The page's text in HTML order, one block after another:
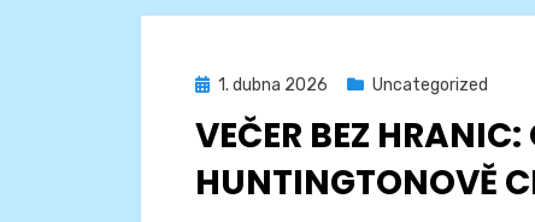
Zveřejněno
1. dubna 2026 Uncategorized
VEČER BEZ HRANIC:
HUNTINGTONOVĚ